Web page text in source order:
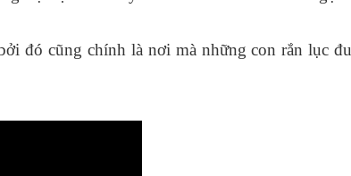
đó cũng chính là nơi mà những con rắn lục